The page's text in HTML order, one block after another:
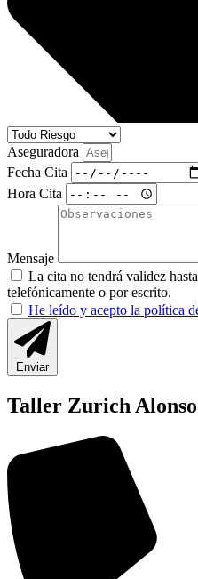
Aseguradora
Fecha Cita
Hora Cita
Mensaje
La cita no tendrá validez
telefónicamente o por escrito.
He leído y acepto la política
Enviar
Taller Zurich